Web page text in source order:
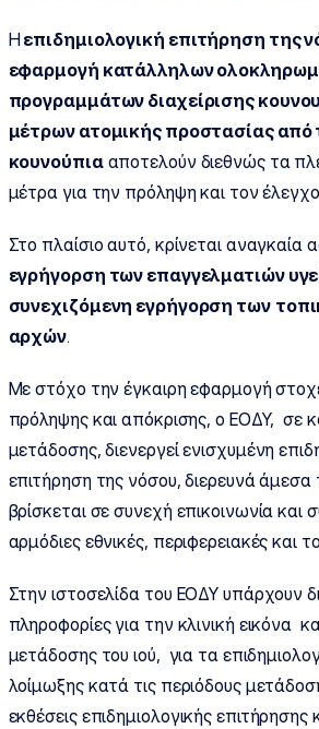
Η επιδημιολογική επιτήρηση της
εφαρμογή κατάλληλων
προγραμμάτων διαχείρισης
μέτρων ατομικής προστασίας από
κουνούπιααποτελούν διεθνώς τα
μέτρα για την πρόληψη και τον
Στο πλαίσιο αυτό, κρίνεται αναγκαία
εγρήγορση των επαγγελματιών
συνεχιζόμενη εγρήγορση των
αρχών.
Με στόχο την έγκαιρη εφαρμογή
πρόληψης και απόκρισης, ο ΕΟΔΥ, σε
μετάδοσης, διενεργεί ενισχυμένη
επιτήρηση της νόσου, διερευνά άμεσα
βρίσκεται σε συνεχή επικοινωνία και
αρμόδιες εθνικές, περιφερειακές και
Στην ιστοσελίδα του ΕΟΔΥ υπάρχουν
πληροφορίες για την κλινική εικόνα
μετάδοσης του ιού, για τα
λοίμωξης κατά τις περιόδους
εκθέσεις επιδημιολογικής επιτήρησης